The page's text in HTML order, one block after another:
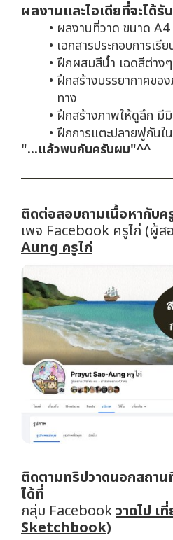
ผลงานและไอเดียที่จะได้รับ
ผลงานที่วาด ขนาด A4
เอกสารประกอบการเรี
ฝึกผสมสีน้ำ เฉดสีต่าง
ฝึกสร้างบรรยากาศขอ
ทาง
ฝึกสร้างภาพให้ดูลึก มี
ฝึกการแตะปลายพู่กันใ
"...แล้วพบกันครับผม"^^
ติดต่อสอบถามเนื้อหากับ
เพจ Facebook ครูไก่ (ผู้ส
Aung ครูไก่
ติดตามทริปวาดนอกสถาน
ได้ที่
กลุ่ม Facebookวาดไป เ
Sketchbook)